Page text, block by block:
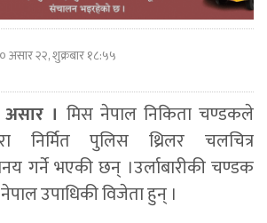
असार २२, शुक्रबार १८:५५
। मिस नेपाल निकिता चण्डकले
निर्मित पुलिस थ्रिलर चलचित्र
गर्ने भएकी छन् ।उर्लाबारीकी चण्डक
उपाधिकी विजेता हुन् ।